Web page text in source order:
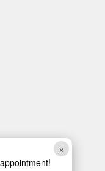
×